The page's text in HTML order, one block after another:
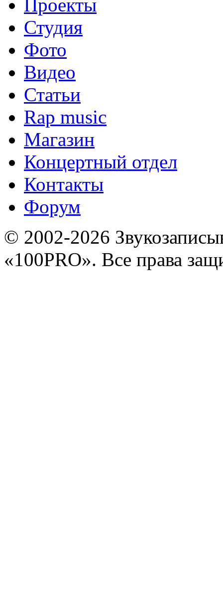
Проекты
Студия
Фото
Видео
Статьи
Rap music
Магазин
Концертный отдел
Контакты
Форум
© 2002-2026
«100PRO». Все права